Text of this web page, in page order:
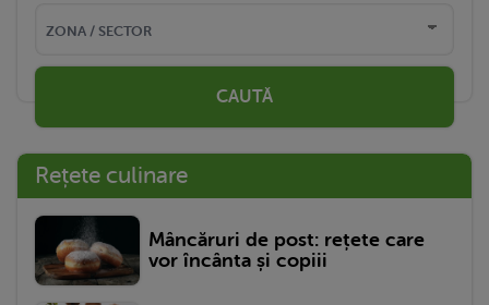
CAUTĂ
Rețete culinare
Mâncăruri de post: rețete care
vor încânta și copiii